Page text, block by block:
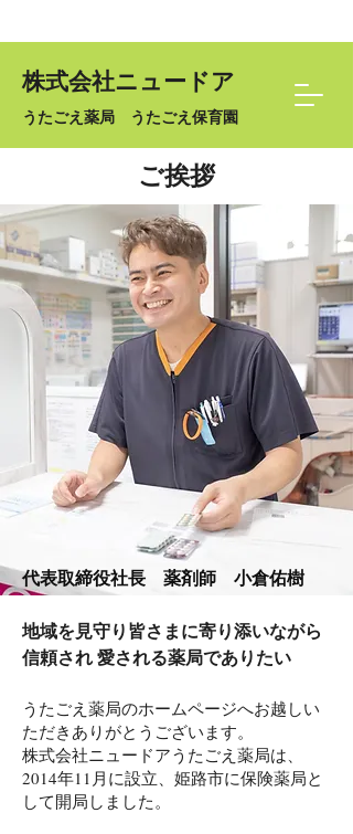
株式会社ニュードア
うたごえ薬局 うたごえ保育園
ご挨拶
代表取締役社長 薬剤師 小倉佑樹
地域を見守り皆さまに寄り添いながら
信頼され 愛される薬局でありたい
うたごえ薬局のホームページへお越しい
ただきありがとうございます。
株式会社ニュードアうたごえ薬局は、
2014年11月に設立、姫路市に保険薬局と
して開局しました。